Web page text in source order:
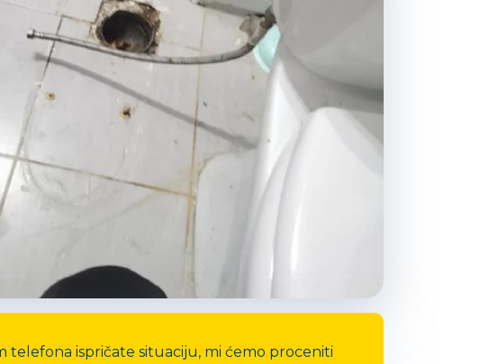
telefona ispričate situaciju, mi ćemo proceniti